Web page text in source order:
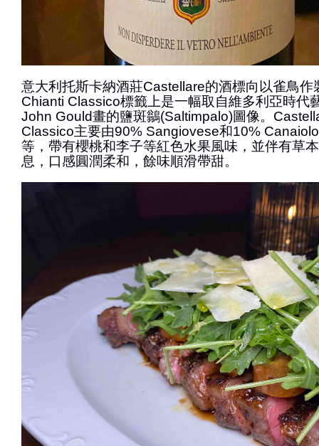
意大利托斯卡納酒莊Castellare的酒標向以雀鳥作
Chianti Classico標籤上是一幅取自維多利亞時代
John Gould畫的鹽斑鶲(Saltimpalo)圖像。
Classico主要由90% Sangiovese和10%
等，帶有櫻桃和李子等紅色水果風味，並伴有草
息，口感圓潤柔和，餘味順滑帶甜。